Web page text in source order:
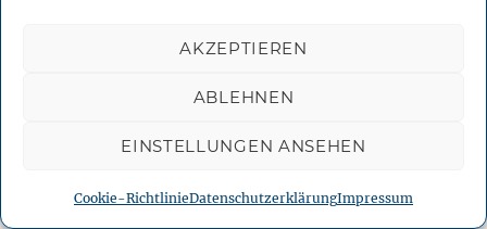
AKZEPTIEREN
ABLEHNEN
EINSTELLUNGEN ANSEHEN
Cookie-RichtlinieDatenschutzerklärungImpressum
Scheibenanemonen:
Dunkelgrün/hellgrün gestreifte
Scheibenanemonen (Discosoma sp.)
Scheibenanemone (Discosoma sp 4)